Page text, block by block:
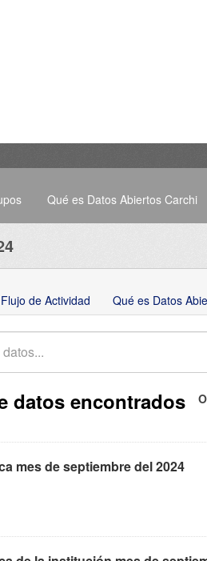
Qué es Datos Abiertos Carchi
Flujo de Actividad Qué es Datos
datos encontrados
mes de septiembre del 2024